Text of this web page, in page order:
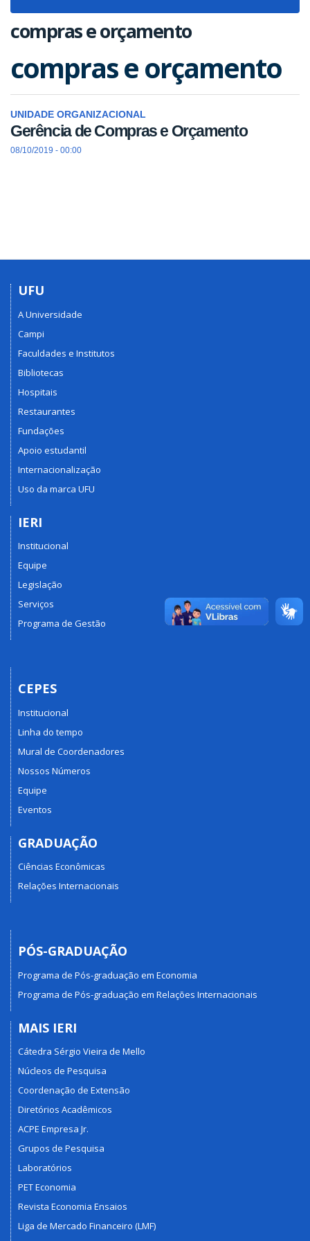
compras e orçamento
compras e orçamento
UNIDADE ORGANIZACIONAL
Gerência de Compras e Orçamento
08/10/2019 - 00:00
UFU
A Universidade
Campi
Faculdades e Institutos
Bibliotecas
Hospitais
Restaurantes
Fundações
Apoio estudantil
Internacionalização
Uso da marca UFU
IERI
Institucional
Equipe
Legislação
Serviços
Programa de Gestão
CEPES
Institucional
Linha do tempo
Mural de Coordenadores
Nossos Números
Equipe
Eventos
GRADUAÇÃO
Ciências Econômicas
Relações Internacionais
PÓS-GRADUAÇÃO
Programa de Pós-graduação em Economia
Programa de Pós-graduação em Relações Internacionais
MAIS IERI
Cátedra Sérgio Vieira de Mello
Núcleos de Pesquisa
Coordenação de Extensão
Diretórios Acadêmicos
ACPE Empresa Jr.
Grupos de Pesquisa
Laboratórios
PET Economia
Revista Economia Ensaios
Liga de Mercado Financeiro (LMF)